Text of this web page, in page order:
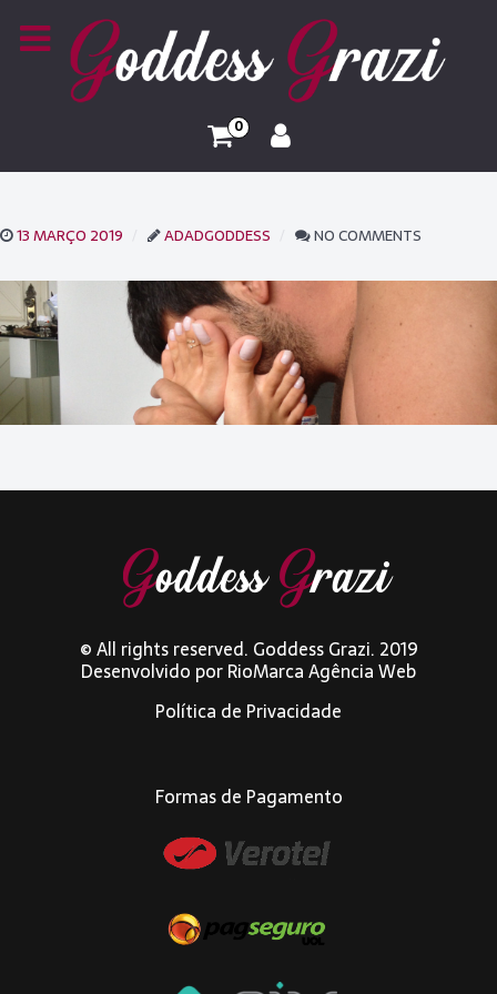
0
13 MARÇO 2019 ADADGODDESS NO COMMENTS
© All rights reserved. Goddess Grazi. 2019
Desenvolvido porRioMarca Agência Web
Política de Privacidade
Formas de Pagamento